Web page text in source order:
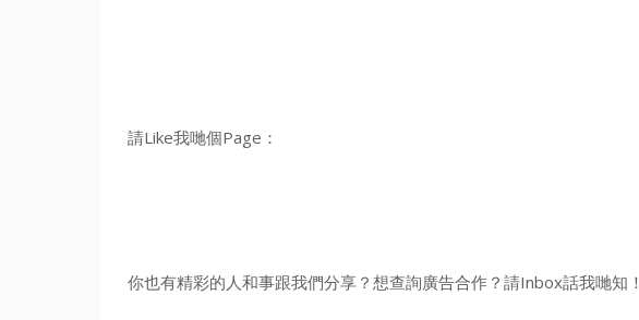
請Like我哋個Page：
你也有精彩的人和事跟我們分享？想查詢廣告合作？請Inbox話我哋知！